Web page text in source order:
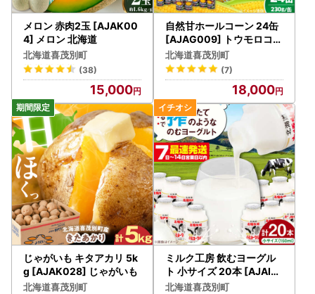
お寄せいただいた個人情報は、寄附金の受付、入金及び返礼
品発送に係る確認・連絡、各種お問い合わせ、寄附の使い道
のお知らせの広報等に利用するものであり、それ以外の目的
で使用するものではありません。
返礼品発送に関して、必要最低限の範囲において返礼品取扱
い事業者に通知します。
※お名前に旧字体または機種依存文字などが含まれている場
合、当町からお送りするメールにおいて、システム上一部の
メールソフトにて文字化けが発生する可能性がございます。
何卒ご了承ください。
【ふるさと納税の対象となる地方団体の指定について】
喜茂別町は令和7年9月26日付総務大臣通知「ふるさと納税
の対象となる地方団体の指定について（通知）」にて、
地方税法（昭和25年法律第226号）第37条の2第2項及び第3
14条の7第2項の規定に基づき、ふるさと納税の対象となる
地方団体として指定されました。
指定対象期間は、令和7年10月1日から令和8年9月30日まで
メロン 赤肉2玉 [AJAK00
4] メロン 北海道
北海道喜茂別町
(38)
15,000
自然甘ホールコーン 24缶
[AJAG009] トウモロコシ
缶詰
北海道喜茂別町
(7)
18,000
じゃがいも キタアカリ 5k
g [AJAK028] じゃがいも
北海道喜茂別町
ミルク工房 飲むヨーグル
ト 小サイズ 20本 [AJAI0
08] ヨーグルト
北海道喜茂別町